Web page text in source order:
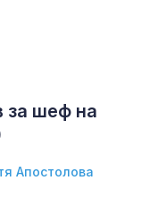
за шеф на
Апостолова